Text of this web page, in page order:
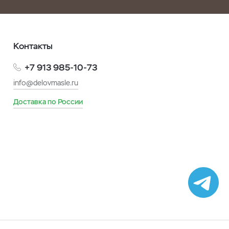
Контакты
+7 913 985-10-73
info@delovmasle.ru
Доставка по России